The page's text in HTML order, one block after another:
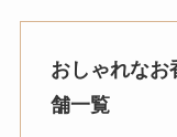
おしゃれなお
舗一覧